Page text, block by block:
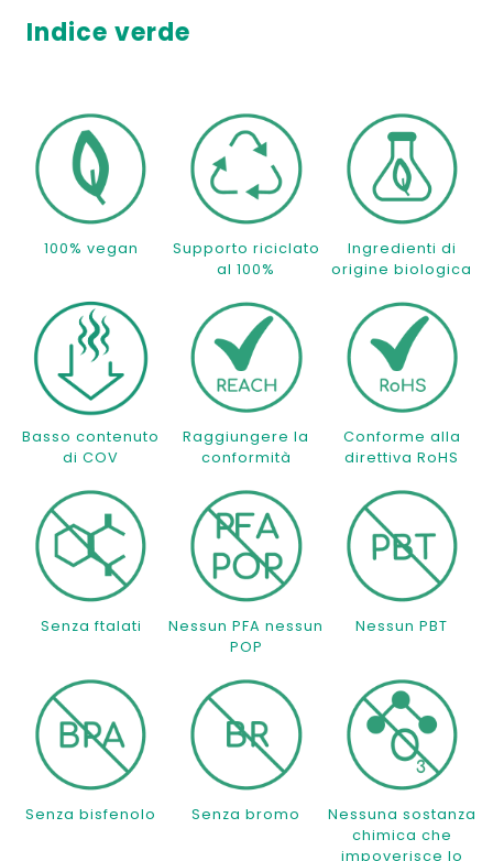
Indice verde
100% vegan
Supporto riciclato
al 100%
Ingredienti di
origine biologica
Basso contenuto
di COV
Raggiungere la
conformità
Conforme alla
direttiva RoHS
Senza ftalati
Nessun PFA nessun
POP
Nessun PBT
Senza bisfenolo Senza bromo
Nessuna sostanza
chimica che
impoverisce lo